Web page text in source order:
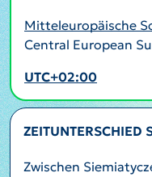
Mitteleuropäische
Central European
UTC+02:00
ZEITUNTERSCHIED
Zwischen